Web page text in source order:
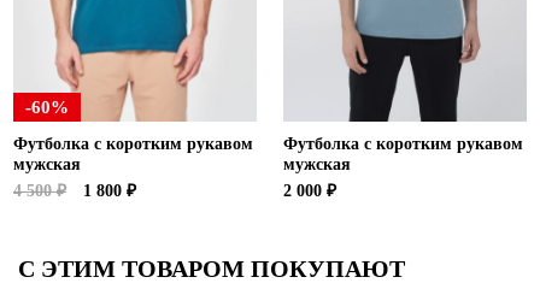
-60%
Футболка с коротким рукавом
мужская
4 500 ₽
1 800 ₽
Футболка с коротким рукавом
мужская
2 000 ₽
С ЭТИМ ТОВАРОМ ПОКУПАЮТ